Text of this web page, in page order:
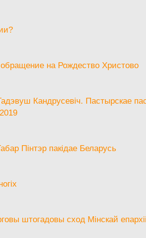
на Рождество Христово
Кандрусевіч. Пастырскае
Пінтэр пакідае Беларусь
штогадовы сход Мінскай